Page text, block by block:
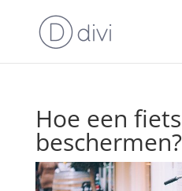
Hoe een fiets
beschermen?